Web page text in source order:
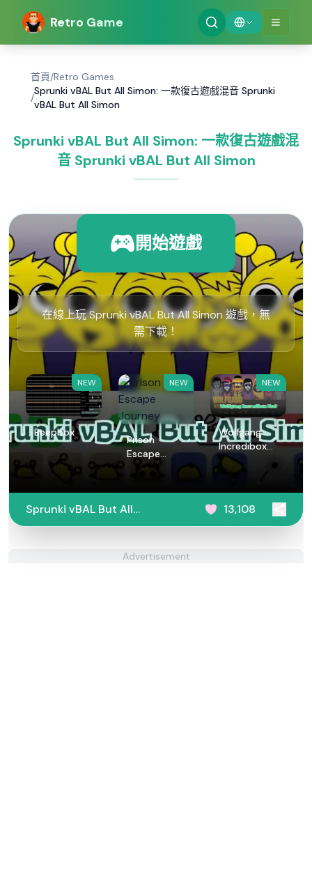
Retro Game
首頁/Retro Games
/
Sprunki vBAL But All Simon: 一款復古遊戲混音 Sprunki
vBAL But All Simon
Sprunki vBAL But All Simon: 一款復古遊戲混
音 Sprunki vBAL But All Simon
開始遊戲
在線上玩 Sprunki vBAL But All Simon 遊戲，無
需下載！
NEW
Beepbox
NEW
Prison
Escape
Journey
NEW
Wolfgang
Incredibox
Mod
Sprunki vBAL But All
Simon
13,108
Advertisement